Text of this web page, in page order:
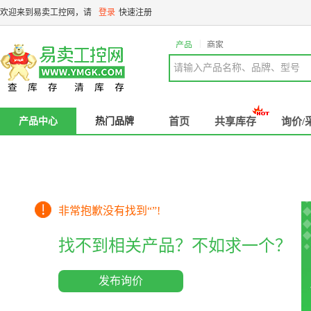
欢迎来到易卖工控网，请 登录 快速注册
产品 商家
请输入产品名称、品牌、型号
产品中心 热门品牌 首页 共享库存 询价/
非常抱歉没有找到“”!
找不到相关产品？不如求一个？
发布询价